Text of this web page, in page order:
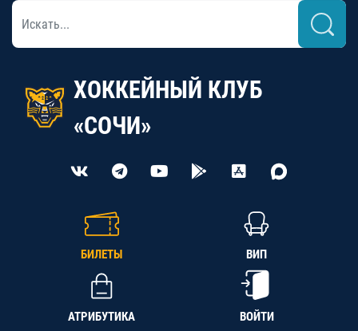
ХОККЕЙНЫЙ КЛУБ
«СОЧИ»
БИЛЕТЫ ВИП
АТРИБУТИКА ВОЙТИ